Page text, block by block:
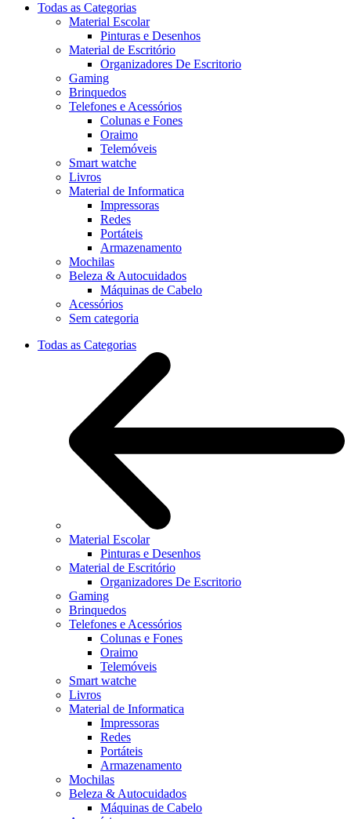
Todas as Categorias
Material Escolar
Pinturas e Desenhos
Material de Escritório
Organizadores De Escritorio
Gaming
Brinquedos
Telefones e Acessórios
Colunas e Fones
Oraimo
Telemóveis
Smart watche
Livros
Material de Informatica
Impressoras
Redes
Portáteis
Armazenamento
Mochilas
Beleza & Autocuidados
Máquinas de Cabelo
Acessórios
Sem categoria
Todas as Categorias
Material Escolar
Pinturas e Desenhos
Material de Escritório
Organizadores De Escritorio
Gaming
Brinquedos
Telefones e Acessórios
Colunas e Fones
Oraimo
Telemóveis
Smart watche
Livros
Material de Informatica
Impressoras
Redes
Portáteis
Armazenamento
Mochilas
Beleza & Autocuidados
Máquinas de Cabelo